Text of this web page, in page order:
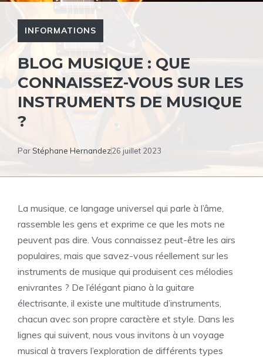
INFORMATIONS
BLOG MUSIQUE : QUE
CONNAISSEZ-VOUS SUR LES
INSTRUMENTS DE MUSIQUE
?
ParStéphane Hernandez26 juillet 2023
La musique, ce langage universel qui parle à l’âme,
rassemble les gens et exprime ce que les mots ne
peuvent pas dire. Vous connaissez peut-être les airs
populaires, mais que savez-vous réellement sur les
instruments de musique qui produisent ces mélodies
enivrantes ? De l’élégant piano à la guitare
électrisante, il existe une multitude d’instruments,
chacun avec son propre caractère et style. Dans les
lignes qui suivent, nous vous invitons à un voyage
musical à travers l’exploration de différents types